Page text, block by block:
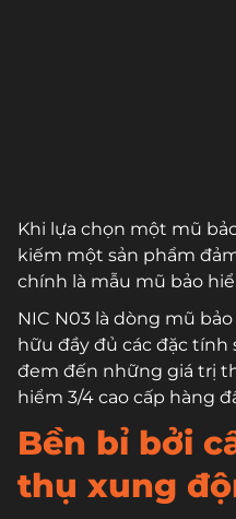
Khi lựa chọn một mũ
kiếm một sản phẩm
chính là mẫu mũ bảo
NIC N03 là dòng mũ
hữu đầy đủ các đặc tính
đem đến những giá trị
hiểm 3/4 cao cấp hàng
Bền bỉ bởi
thụ xung